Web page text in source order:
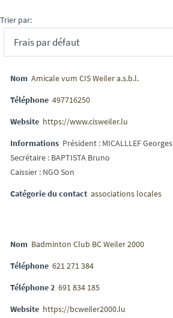
Trier par:
Nom Amicale vum CIS Weiler a.s.b.l.
Téléphone 497716250
Website https://www.cisweiler.lu
Informations Président : MICALLLEF Georges
Secrétaire : BAPTISTA Bruno
Caissier : NGO Son
Catégorie du contact associations locales
Nom Badminton Club BC Weiler 2000
Téléphone 621 271 384
Téléphone 2 691 834 185
Website https://bcweiler2000.lu